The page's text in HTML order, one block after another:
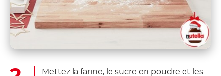
Mettez la farine, le sucre en poudre et les